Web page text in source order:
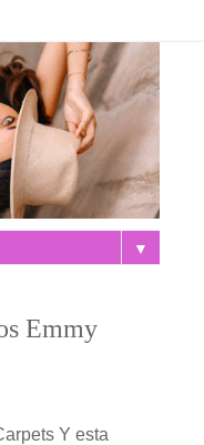
▼
Emmy
Y esta